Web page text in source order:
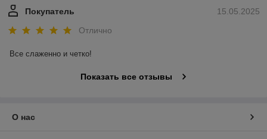
15.05.2025
Покупатель
Отлично
Все слаженно и четко!
Показать все отзывы
О нас